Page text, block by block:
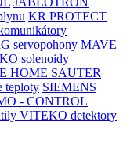
KR PROTECT
servopohony MAVE
solenoidy
HOME SAUTER
teploty SIEMENS
- CONTROL
VITEKO detektory